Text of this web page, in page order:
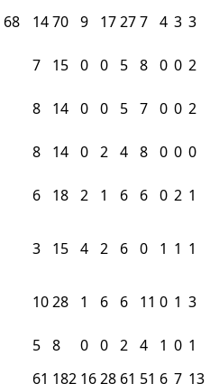
68 1470 9 17277 4 3 3
7 15 0 0 5 8 0 0 2
8 14 0 0 5 7 0 0 2
8 14 0 2 4 8 0 0 0
6 18 2 1 6 6 0 2 1
3 15 4 2 6 0 1 1 1
1028 1 6 6 11 0 1 3
5 8 0 0 2 4 1 0 1
61 182 1628 61 51 6 7 13